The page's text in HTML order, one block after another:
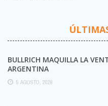
BULLRICH MAQUILLA LA
ARGENTINA
5 AGOSTO, 2026